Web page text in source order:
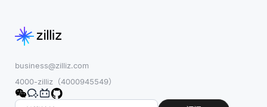
Word2Vec、
BERT等模
型，而卷积
神经网络
(cnn) (如
的，
business@zilliz.com
4000-zilliz（4000945549）